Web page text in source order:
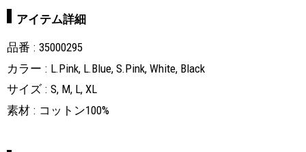
アイテム詳細
品番
35000295
カラー
L.Pink, L.Blue, S.Pink, White, Black
サイズ
S, M, L, XL
素材
コットン100%